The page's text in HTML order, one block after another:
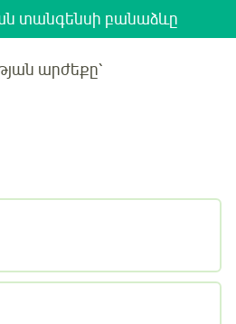
տանգենսի բանաձևը
արժեքը՝